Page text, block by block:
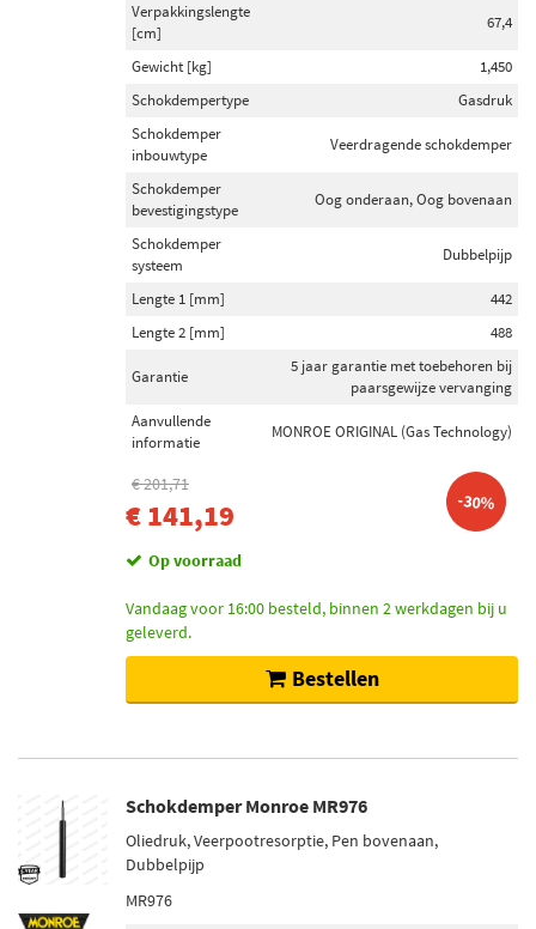
Verpakkingslengte
[cm]
67,4
Gewicht [kg]
1,450
Schokdempertype
Gasdruk
Schokdemper
inbouwtype
Veerdragende schokdemper
Schokdemper
bevestigingstype
Oog onderaan, Oog bovenaan
Schokdemper
systeem
Dubbelpijp
Lengte 1 [mm]
442
Lengte 2 [mm]
488
Garantie
5 jaar garantie met toebehoren bij
paarsgewijze vervanging
Aanvullende
informatie
MONROE ORIGINAL (Gas Technology)
€ 201,71
€ 141,19 -30%
Op voorraad
Vandaag voor 16:00 besteld, binnen 2 werkdagen bij u
geleverd.
Bestellen
Schokdemper Monroe MR976
Oliedruk, Veerpootresorptie, Pen bovenaan,
Dubbelpijp
MR976